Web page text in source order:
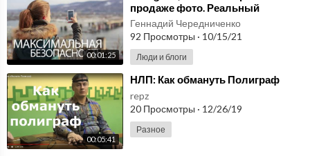
00:01:25
продаже фото. Реальный
заработок в интернете, заработать
девушке.
Геннадий Чередниченко
92 Просмотры · 10/15/21
Люди и блоги
00:05:41
⁣НЛП: Как обмануть Полиграф
repz
20 Просмотры · 12/26/19
Разное